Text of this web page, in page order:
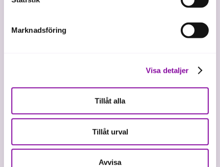
Marknadsföring
Visa detaljer
Tillåt alla
Tillåt urval
Avvisa
Våra tjänster
Riskkapital
Affärsutveckling
Kunskap och inspiration